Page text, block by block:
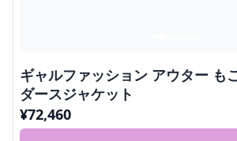
ギャルファッション アウター も
ダースジャケット
¥72,460